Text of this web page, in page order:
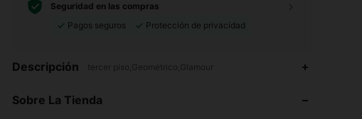
Seguridad en las compras
Pagos seguros
Protección de privacidad
Descripción tercer piso,Geométrico,Glamour
Sobre La Tienda